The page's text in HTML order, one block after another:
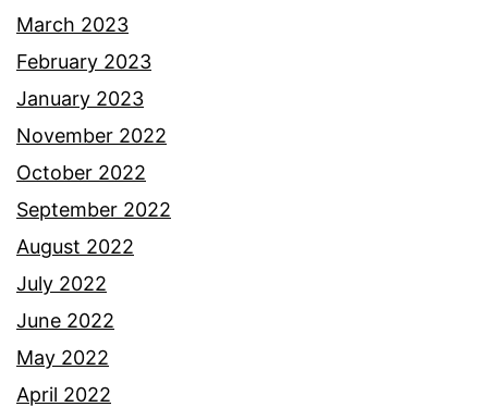
March 2023
February 2023
January 2023
November 2022
October 2022
September 2022
August 2022
July 2022
June 2022
May 2022
April 2022